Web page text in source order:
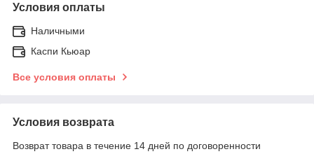
Условия оплаты
Наличными
Каспи Кьюар
Все условия оплаты
Условия возврата
Возврат товара в течение 14 дней по договоренности